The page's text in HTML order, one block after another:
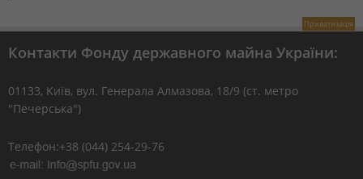
Приватизація
Контакти Фонду державного майна України:
01133, Kиїв, вул. Генерала Алмазова, 18/9 (ст. метро
"Печерська")
Телефон:+38 (044) 254-29-76